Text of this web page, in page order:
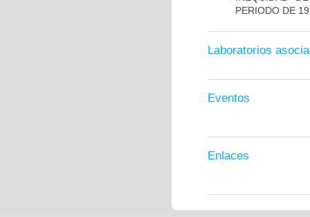
PERIODO DE
Laboratorios
Eventos
Enlaces